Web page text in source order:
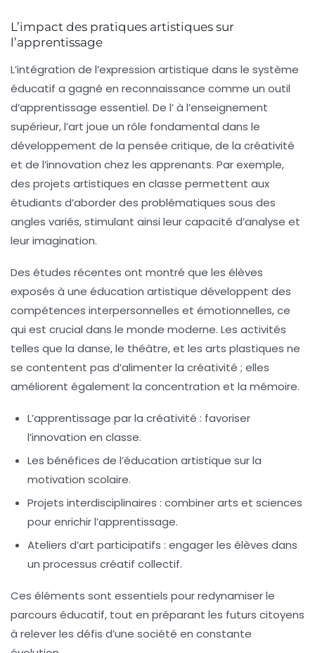
L’impact des pratiques artistiques sur
l’apprentissage
L’intégration de l’expression artistique dans le système
éducatif a gagné en reconnaissance comme un outil
d’apprentissage essentiel. De l’à l’enseignement
supérieur, l’art joue un rôle fondamental dans le
développement de la pensée critique, de la créativité
et de l’innovation chez les apprenants. Par exemple,
des projets artistiques en classe permettent aux
étudiants d’aborder des problématiques sous des
angles variés, stimulant ainsi leur capacité d’analyse et
leur imagination.
Des études récentes ont montré que les élèves
exposés à une éducation artistique développent des
compétences interpersonnelles et émotionnelles, ce
qui est crucial dans le monde moderne. Les activités
telles que la danse, le théâtre, et les arts plastiques ne
se contentent pas d’alimenter la créativité ; elles
améliorent également la concentration et la mémoire.
L’apprentissage par la créativité : favoriser
l’innovation en classe.
Les bénéfices de l’éducation artistique sur la
motivation scolaire.
Projets interdisciplinaires : combiner arts et sciences
pour enrichir l’apprentissage.
Ateliers d’art participatifs : engager les élèves dans
un processus créatif collectif.
Ces éléments sont essentiels pour redynamiser le
parcours éducatif, tout en préparant les futurs citoyens
à relever les défis d’une société en constante